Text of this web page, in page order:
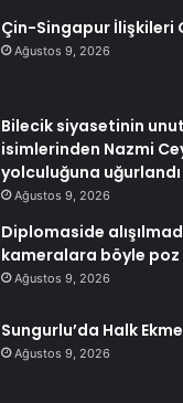
Çin-Singapur İlişkileri
Ağustos 9, 2026
Bilecik siyasetinin
isimlerinden Nazmi
yolculuğuna uğurlandı
Ağustos 9, 2026
Diplomaside
kameralara böyle poz
Ağustos 9, 2026
Sungurlu’da Halk
Ağustos 9, 2026